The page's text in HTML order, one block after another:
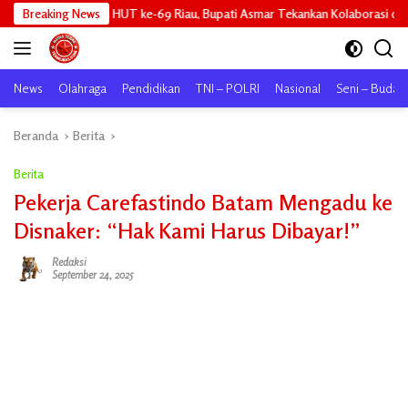
Langsung
ke
konten
Breaking News
69 Riau, Bupati Asmar Tekankan Kolaborasi dan Pemerataan
News Olahraga Pendidikan TNI – POLRI Nasional Seni –
Beranda Berita
Berita
Pekerja Carefastindo Batam Mengadu ke
Disnaker: “Hak Kami Harus Dibayar!”
Redaksi
September 24, 2025